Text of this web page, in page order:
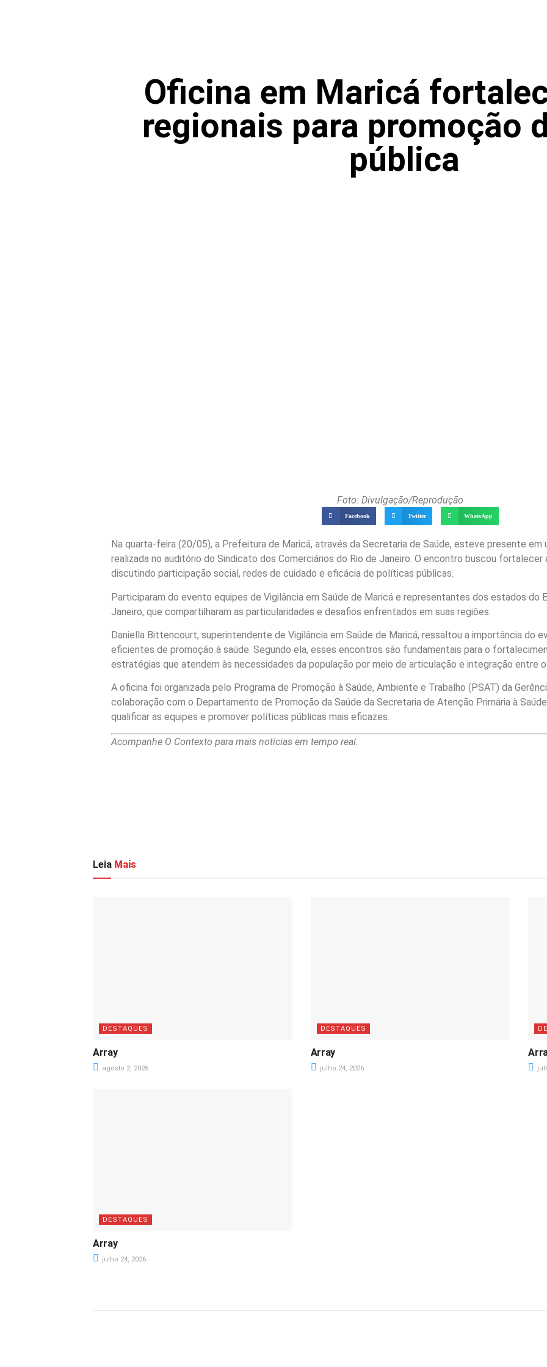
Oficina em Maricá
regionais para promoção
pública
Foto: Divulgação/Reprodução
Facebook Twitter WhatsApp
Na quarta-feira (20/05), a Prefeitura de Maricá, através da Secretaria de Saúde, esteve presente em
realizada no auditório do Sindicato dos Comerciários do Rio de Janeiro. O encontro buscou fortalecer
discutindo participação social, redes de cuidado e eficácia de políticas públicas.
Participaram do evento equipes de Vigilância em Saúde de Maricá e representantes dos estados do
Janeiro, que compartilharam as particularidades e desafios enfrentados em suas regiões.
Daniella Bittencourt, superintendente de Vigilância em Saúde de Maricá, ressaltou a importância do
eficientes de promoção à saúde. Segundo ela, esses encontros são fundamentais para o
estratégias que atendem às necessidades da população por meio de articulação e integração entre
A oficina foi organizada pelo Programa de Promoção à Saúde, Ambiente e Trabalho (PSAT) da
colaboração com o Departamento de Promoção da Saúde da Secretaria de Atenção Primária à
qualificar as equipes e promover políticas públicas mais eficazes.
Acompanhe O Contexto para mais notícias em tempo real.
Leia Mais
DESTAQUES
Array
agosto 2, 2026
DESTAQUES
Array
julho 24, 2026
DESTAQUES
Array
julho 24, 2026